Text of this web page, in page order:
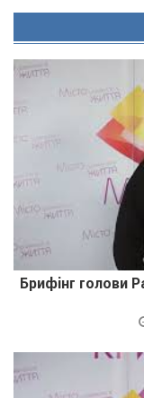
Брифінг голови